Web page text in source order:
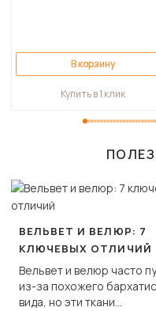
В корзину
Купить в 1 клик
ВЕЛЬВЕТ И ВЕЛЮР: 7
КЛЮЧЕВЫХ ОТЛИЧИЙ
Вельвет и велюр часто
из-за похожего
вида, но эти ткани